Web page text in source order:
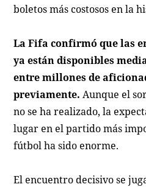
boletos más costosos en la
La Fifa confirmó que las
ya están disponibles
entre millones de
previamente. Aunque el
no se ha realizado, la
lugar en el partido más
fútbol ha sido enorme.
El encuentro decisivo se